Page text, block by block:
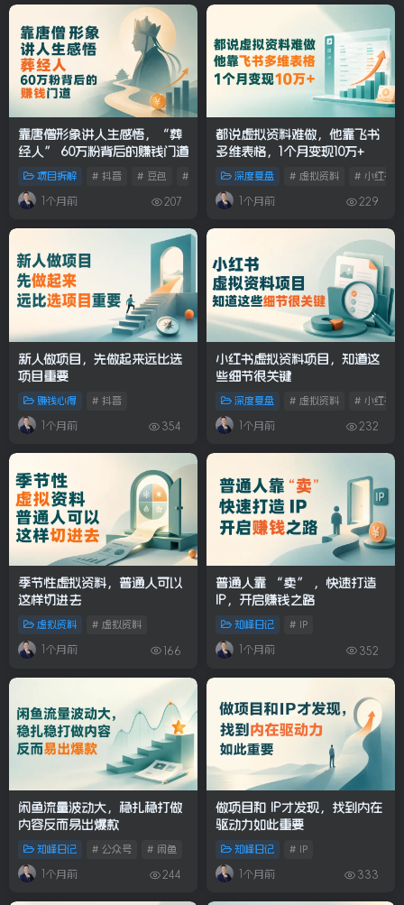
靠唐僧形象讲人生感悟，“葬
经人” 60万粉背后的赚钱门道
项目拆解 # 抖音 # 豆包 # IP
1个月前 207
都说虚拟资料难做，他靠飞书
多维表格，1个月变现10万+
深度复盘 # 虚拟资料 # 小红书
1个月前 229
新人做项目，先做起来远比选
项目重要
赚钱心得 # 抖音
1个月前 354
小红书虚拟资料项目，知道这
些细节很关键
深度复盘 # 虚拟资料 # 小红书
1个月前 232
季节性虚拟资料，普通人可以
这样切进去
虚拟资料 # 虚拟资料
1个月前 166
普通人靠 “卖” ，快速打造
IP，开启赚钱之路
知峰日记 # IP
1个月前 352
闲鱼流量波动大，稳扎稳打做
内容反而易出爆款
知峰日记 # 公众号 # 闲鱼
1个月前 244
做项目和 IP才发现，找到内在
驱动力如此重要
知峰日记 # IP
1个月前 333